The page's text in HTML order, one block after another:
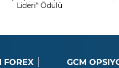
Lideri" Ödülü
FOREX GCM